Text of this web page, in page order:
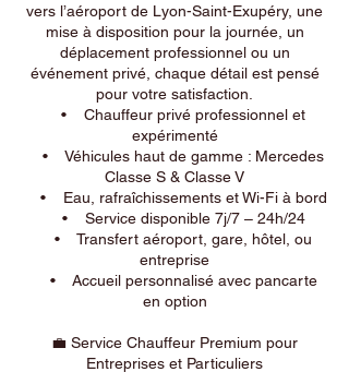
vers l’aéroport de Lyon-Saint-Exupéry, une
mise à disposition pour la journée, un
déplacement professionnel ou un
événement privé, chaque détail est pensé
pour votre satisfaction.
• Chauffeur privé professionnel et
expérimenté
• Véhicules haut de gamme : Mercedes
Classe S & Classe V
• Eau, rafraîchissements et Wi-Fi à bord
• Service disponible 7j/7 – 24h/24
• Transfert aéroport, gare, hôtel, ou
entreprise
• Accueil personnalisé avec pancarte
en option
💼 Service Chauffeur Premium pour
Entreprises et Particuliers